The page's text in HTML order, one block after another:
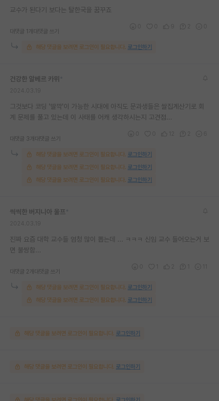
교수가 된다기 보다는 탈한국을 꿈꾸죠
대댓글 1개 대댓글 쓰기
해당 댓글을 보려면 로그인이 필요합니다. 로그인하기
건강한 알베르 카뮈
그것보다 코딩 '딸깍'이 가능한 시대에 아직도 문과생들은 쌀집계산기로 회
계 문제를 풀고 있는데 이 사태를 어캐 생각하시는지 고견점...
대댓글 3개 대댓글 쓰기
해당 댓글을 보려면 로그인이 필요합니다. 로그인하기
해당 댓글을 보려면 로그인이 필요합니다. 로그인하기
해당 댓글을 보려면 로그인이 필요합니다. 로그인하기
씩씩한 버지니아 울프
진짜 요즘 대학 교수들 엄청 많이 뽑는데 ... ㅋㅋㅋ 신임 교수 들어오는거 보
면 불쌍함...
대댓글 2개 대댓글 쓰기
해당 댓글을 보려면 로그인이 필요합니다. 로그인하기
해당 댓글을 보려면 로그인이 필요합니다. 로그인하기
해당 댓글을 보려면 로그인이 필요합니다. 로그인하기
해당 댓글을 보려면 로그인이 필요합니다. 로그인하기